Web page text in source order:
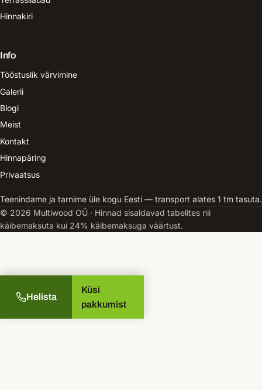
Hinnakiri
Info
Tööstuslik värvimine
Galerii
Blogi
Meist
Kontakt
Hinnapäring
Privaatsus
Teenindame ja tarnime üle kogu Eesti — transport alates 1 tm tasuta.
© 2026 Multiwood OÜ · Hinnad sisaldavad tabelites nii
käibemaksuta kui 24% käibemaksuga väärtust.
Helista
Küsi
pakkumist